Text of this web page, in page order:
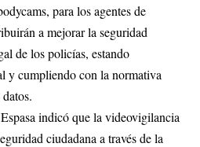
para los agentes de
a mejorar la seguridad
de los policías, estando
y cumpliendo con la normativa
indicó que la videovigilancia
ciudadana a través de la